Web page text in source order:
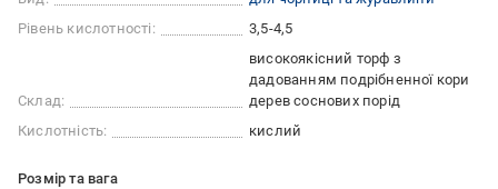
Рівень кислотності:
3,5-4,5
Склад:
високоякісний торф з
дадованням подрібненної кори
дерев соснових порід
Кислотність:
кислий
Розмір та вага